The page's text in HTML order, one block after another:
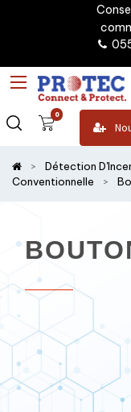
0
Détection
Conventionnelle